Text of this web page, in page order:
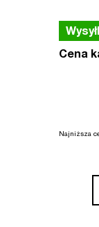
Cena
Najniższa